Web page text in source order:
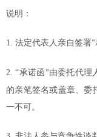
说明：
1. 法定代表人亲自签署“
2. “承诺函 ”由委托代理
的亲笔签名或盖章、委
一不可。